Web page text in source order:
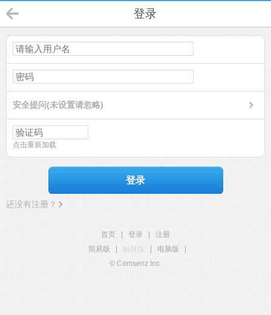
登录
安全提问(未设置请忽略)
点击重新加载
登录
还没有注册？
首页 登录
注册
简易版
触屏版 电脑版
© Comsenz Inc.